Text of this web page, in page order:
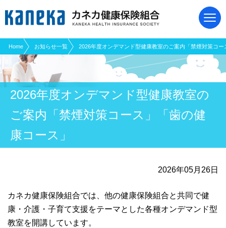
Home お知らせ一覧 2026年度オンデマンド型健康教室のご案内「禁煙対策コ
2026年度オンデマンド型健康教室の
ご案内「禁煙対策コース」「歯の健
康コース」
2026年05月26日
カネカ健康保険組合では、他の健康保険組合と共同で健
康・介護・子育て支援をテーマとした各種オンデマンド型
教室を開講しています。